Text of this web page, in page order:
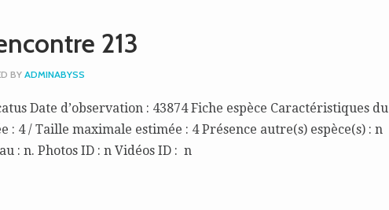
213
BY ADMINABYSS
Date d’observation : 43874 Fiche espèce Caractéristiques du
4 / Taille maximale estimée : 4 Présence autre(s) espèce(s) : n
: n. Photos ID : n Vidéos ID : n